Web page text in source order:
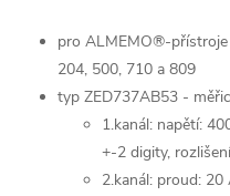
pro ALMEMO®-
204, 500, 710 a 809
typ ZED737AB53 -
1.kanál: napětí:
+-2 digity,
2.kanál: proud: